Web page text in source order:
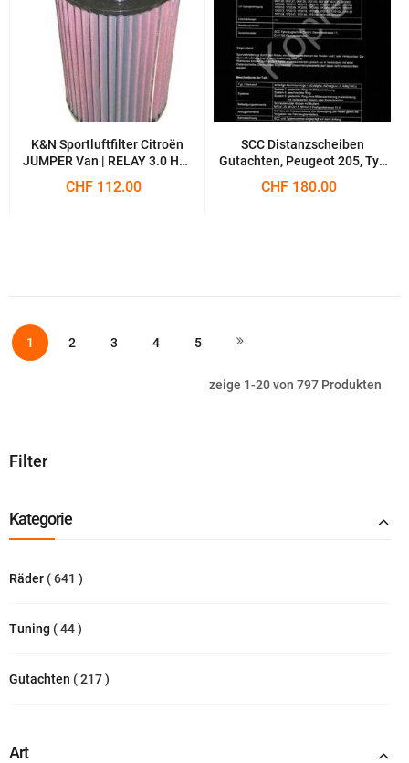
Filter
Kategorie
Räder 641 Produkte
Tuning 44Produkte
Gutachten 217Produkte
Art
K&N Sportluftfilter Citroën
JUMPER Van | RELAY 3.0 HDi
CHF 112.00
SCC Distanzscheiben
Gutachten, Peugeot 205, Typ
CHF 180.00
Seite Sie lesen gerade die Seite
1 2 3 4 5 Weiter
zeige 1-20von 797 Produkten